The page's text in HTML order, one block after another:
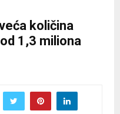
količina
1,3 miliona